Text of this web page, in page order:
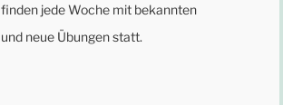
finden jede Woche mit bekannten
und neue Übungen statt.